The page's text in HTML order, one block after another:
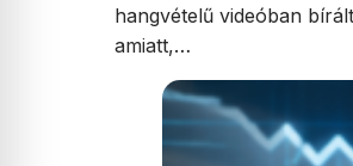
hangvételű videóban
amiatt,…